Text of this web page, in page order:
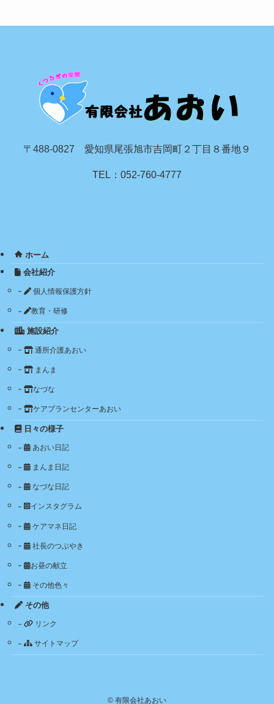
〒488-0827 愛知県尾張旭市吉岡町２丁目８番地９
TEL：052-760-4777
ホーム
会社紹介
個人情報保護方針
教育・研修
施設紹介
通所介護あおい
まんま
なづな
ケアプランセンターあおい
日々の様子
あおい日記
まんま日記
なづな日記
インスタグラム
ケアマネ日記
社長のつぶやき
お昼の献立
その他色々
その他
リンク
サイトマップ
© 有限会社あおい